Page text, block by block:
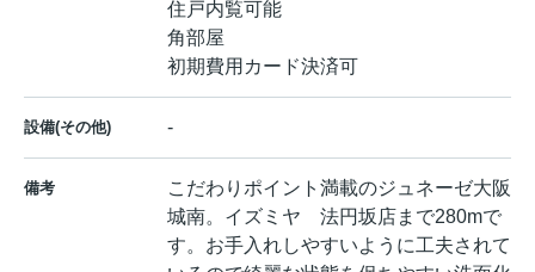
住戸内覧可能
角部屋
初期費用カード決済可
設備(その他) -
備考
こだわりポイント満載のジュネーゼ大阪
城南。イズミヤ 法円坂店まで280mで
す。お手入れしやすいように工夫されて